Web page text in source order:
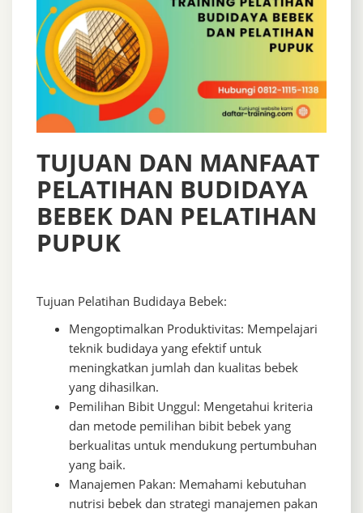
TUJUAN DAN MANFAAT
PELATIHAN BUDIDAYA
BEBEK DAN PELATIHAN
PUPUK
Tujuan Pelatihan Budidaya Bebek:
Mengoptimalkan Produktivitas: Mempelajari
teknik budidaya yang efektif untuk
meningkatkan jumlah dan kualitas bebek
yang dihasilkan.
Pemilihan Bibit Unggul: Mengetahui kriteria
dan metode pemilihan bibit bebek yang
berkualitas untuk mendukung pertumbuhan
yang baik.
Manajemen Pakan: Memahami kebutuhan
nutrisi bebek dan strategi manajemen pakan